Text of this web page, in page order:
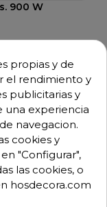
grill 30 Litros. 900 W
propias y de
el rendimiento y
publicitarias y
una experiencia
navegacion.
cookies y
"Configurar",
las cookies, o
hosdecora.com